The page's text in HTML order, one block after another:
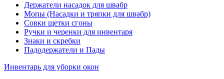
Держатели насадок для швабр
Мопы (Насадки и тряпки для швабр)
Совки щетки сгоны
Ручки и черенки для инвентаря
Знаки и скребки
Падодержатели и Пады
Инвентарь для уборки окон